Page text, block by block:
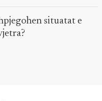
situatat e